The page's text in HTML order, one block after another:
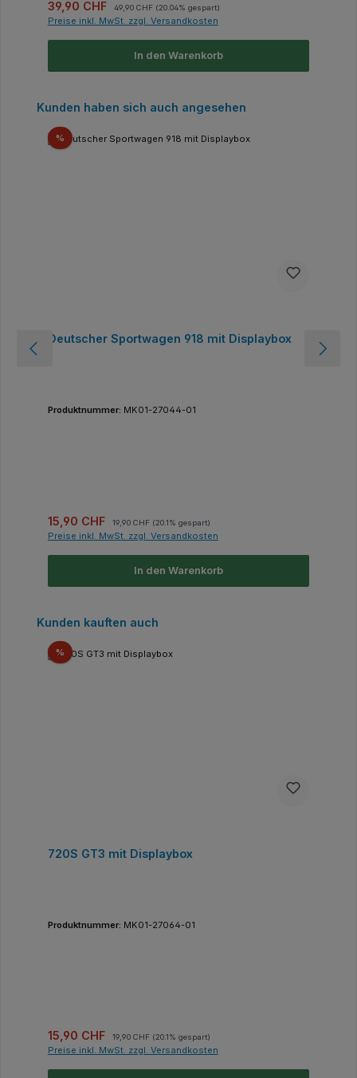
Verkaufspreis:
39,90 CHF 49,90 CHF (20.04% gespart)
Preise inkl. MwSt. zzgl. Versandkosten
In den Warenkorb
Produktgalerie überspringen
Kunden haben sich auch angesehen
%Rabatt
Deutscher Sportwagen 918 mit Displaybox
Produktnummer: MK01-27044-01
Verkaufspreis:
15,90 CHF 19,90 CHF (20.1% gespart)
Preise inkl. MwSt. zzgl. Versandkosten
In den Warenkorb
Produktgalerie überspringen
Kunden kauften auch
%Rabatt
720S GT3 mit Displaybox
Produktnummer: MK01-27064-01
Verkaufspreis:
15,90 CHF Regulärer Preis:
19,90 CHF (20.1% gespart)
Preise inkl. MwSt. zzgl. Versandkosten